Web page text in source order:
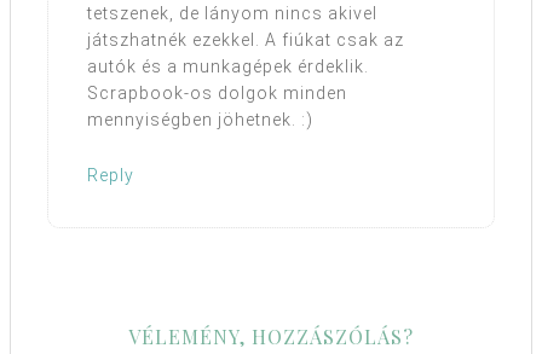
tetszenek, de lányom nincs akivel
játszhatnék ezekkel. A fiúkat csak az
autók és a munkagépek érdeklik.
Scrapbook-os dolgok minden
mennyiségben jöhetnek. :)
Reply
VÉLEMÉNY, HOZZÁSZÓLÁS?